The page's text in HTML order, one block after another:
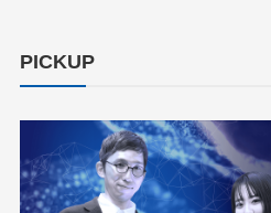
Designship developer
DevSecOpsThon Docker
Engineering Journey expert
PICKUP